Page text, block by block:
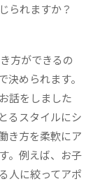
られますか？
方ができるの
められます。
話をしました
るスタイルにシ
き方を柔軟にア
。例えば、お子
人に絞ってアポ